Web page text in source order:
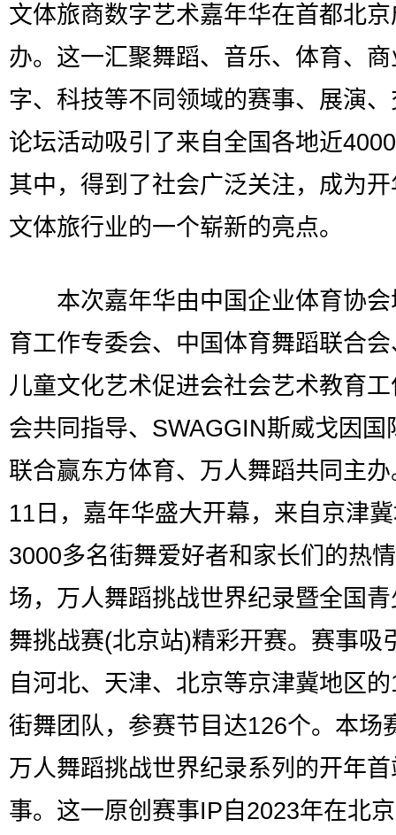
文体旅商数字艺术嘉年华在首都北
办。这一汇聚舞蹈、音乐、体育、
字、科技等不同领域的赛事、展演
论坛活动吸引了来自全国各地近
其中，得到了社会广泛关注，成为
文体旅行业的一个崭新的亮点。
本次嘉年华由中国企业体育协会
育工作专委会、中国体育舞蹈联合
儿童文化艺术促进会社会艺术教育
会共同指导、SWAGGIN斯威戈因国
联合赢东方体育、万人舞蹈共同主
11日，嘉年华盛大开幕，来自京津
3000多名街舞爱好者和家长们的热
场，万人舞蹈挑战世界纪录暨全国
舞挑战赛(北京站)精彩开赛。赛事吸
自河北、天津、北京等京津冀地区
街舞团队，参赛节目达126个。本场
万人舞蹈挑战世界纪录系列的开年
事。这一原创赛事IP自2023年在北